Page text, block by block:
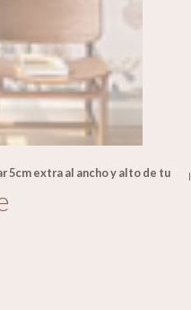
5cm extra al ancho y alto de tu |